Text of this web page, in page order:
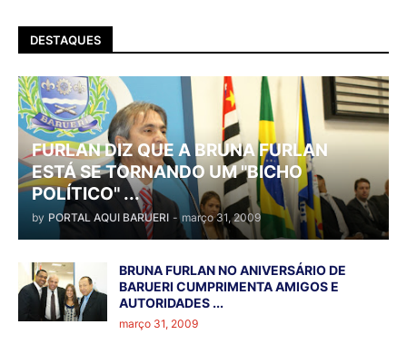
DESTAQUES
FURLAN DIZ QUE A BRUNA FURLAN
ESTÁ SE TORNANDO UM "BICHO
POLÍTICO" ...
by PORTAL AQUI BARUERI - março 31, 2009
BRUNA FURLAN NO ANIVERSÁRIO DE
BARUERI CUMPRIMENTA AMIGOS E
AUTORIDADES ...
março 31, 2009